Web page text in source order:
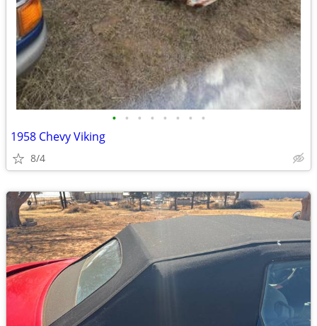
• • • • • • • •
1958 Chevy Viking
8/4